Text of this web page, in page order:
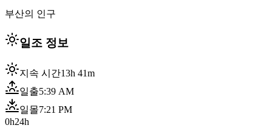
부산의 인구
일조 정보
지속 시간13h 41m
일출5:39 AM
일몰7:21 PM
0h24h